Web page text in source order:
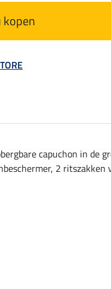
kopen
capuchon in de
2 ritszakken